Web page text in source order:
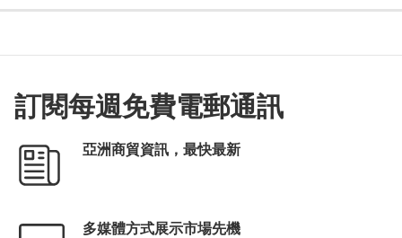
GoGBA
前海 南沙
灣區經貿通
劉會平
莫君虞 謝曉暉
向軍
訂閱每週免費電郵通訊
亞洲商貿資訊，最快最新
多媒體方式展示市場先機